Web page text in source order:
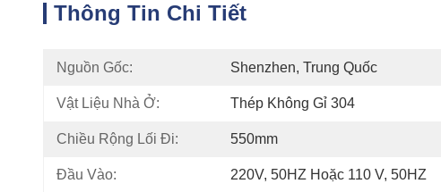
Thông Tin Chi Tiết
Nguồn Gốc: Shenzhen, Trung Quốc
Vật Liệu Nhà Ở: Thép Không Gỉ 304
Chiều Rộng Lối Đi: 550mm
Đầu Vào: 220V, 50HZ Hoặc 110 V, 50HZ